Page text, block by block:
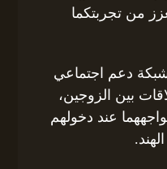
من تجربتكما
شبكة دعم اجتماعي
بين الزوجين،
عند دخولهم